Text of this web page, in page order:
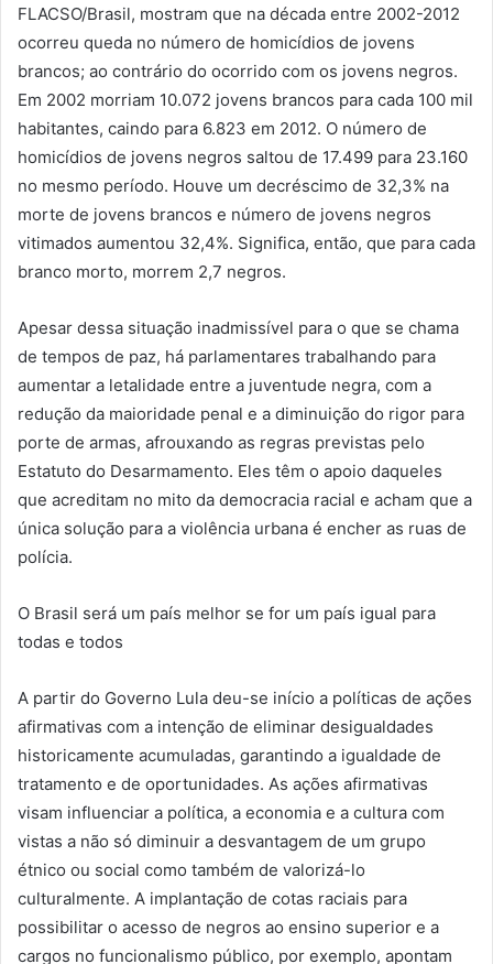
FLACSO/Brasil, mostram que na década entre 2002-2012
ocorreu queda no número de homicídios de jovens
brancos; ao contrário do ocorrido com os jovens negros.
Em 2002 morriam 10.072 jovens brancos para cada 100 mil
habitantes, caindo para 6.823 em 2012. O número de
homicídios de jovens negros saltou de 17.499 para 23.160
no mesmo período. Houve um decréscimo de 32,3% na
morte de jovens brancos e número de jovens negros
vitimados aumentou 32,4%. Significa, então, que para cada
branco morto, morrem 2,7 negros.
Apesar dessa situação inadmissível para o que se chama
de tempos de paz, há parlamentares trabalhando para
aumentar a letalidade entre a juventude negra, com a
redução da maioridade penal e a diminuição do rigor para
porte de armas, afrouxando as regras previstas pelo
Estatuto do Desarmamento. Eles têm o apoio daqueles
que acreditam no mito da democracia racial e acham que a
única solução para a violência urbana é encher as ruas de
polícia.
O Brasil será um país melhor se for um país igual para
todas e todos
A partir do Governo Lula deu-se início a políticas de ações
afirmativas com a intenção de eliminar desigualdades
historicamente acumuladas, garantindo a igualdade de
tratamento e de oportunidades. As ações afirmativas
visam influenciar a política, a economia e a cultura com
vistas a não só diminuir a desvantagem de um grupo
étnico ou social como também de valorizá-lo
culturalmente. A implantação de cotas raciais para
possibilitar o acesso de negros ao ensino superior e a
cargos no funcionalismo público, por exemplo, apontam